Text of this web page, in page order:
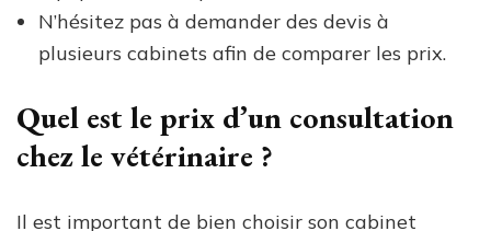
N’hésitez pas à demander des devis à
plusieurs cabinets afin de comparer les prix.
Quel est le prix d’un consultation
chez le vétérinaire ?
Il est important de bien choisir son cabinet